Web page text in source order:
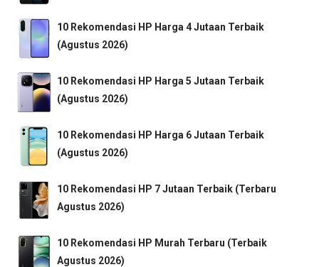
10 Rekomendasi HP Harga 4 Jutaan Terbaik
(Agustus 2026)
10 Rekomendasi HP Harga 5 Jutaan Terbaik
(Agustus 2026)
10 Rekomendasi HP Harga 6 Jutaan Terbaik
(Agustus 2026)
10 Rekomendasi HP 7 Jutaan Terbaik (Terbaru
Agustus 2026)
10 Rekomendasi HP Murah Terbaru (Terbaik
Agustus 2026)